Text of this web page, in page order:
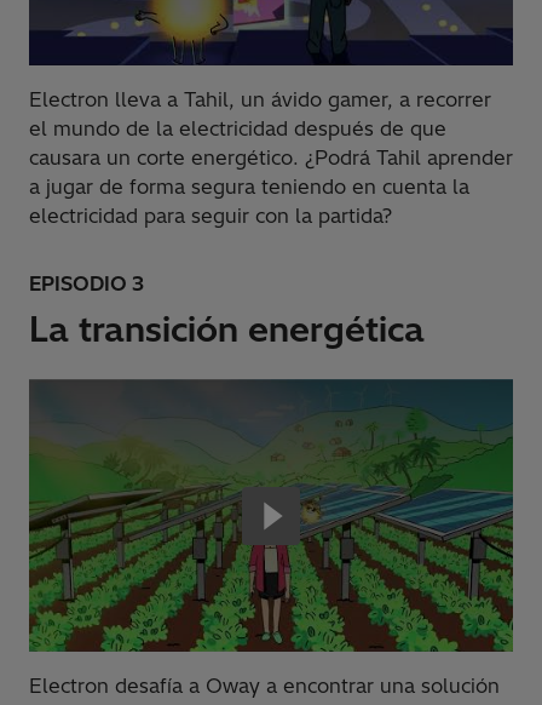
Electron lleva a Tahil, un ávido gamer, a recorrer
el mundo de la electricidad después de que
causara un corte energético. ¿Podrá Tahil aprender
a jugar de forma segura teniendo en cuenta la
electricidad para seguir con la partida?
EPISODIO 3
La transición energética
Electron desafía a Oway a encontrar una solución